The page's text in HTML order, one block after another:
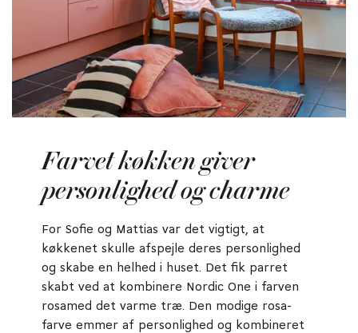
Farvet køkken giver
personlighed og charme
For Sofie og Mattias var det vigtigt, at
køkkenet skulle afspejle deres personlighed
og skabe en helhed i huset. Det fik parret
skabt ved at kombinere Nordic One i farven
rosamed det varme træ. Den modige rosa-
farve emmer af personlighed og kombineret